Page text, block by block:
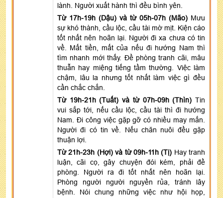
lành. Người xuất hành thì đều bình yên.
Từ 17h-19h (Dậu) và từ 05h-07h (Mão) Mưu
sự khó thành, cầu lộc, cầu tài mờ mịt. Kiện cáo
tốt nhất nên hoãn lại. Người đi xa chưa có tin
về. Mất tiền, mất của nếu đi hướng Nam thì
tìm nhanh mới thấy. Đề phòng tranh cãi, mâu
thuẫn hay miệng tiếng tầm thường. Việc làm
chậm, lâu la nhưng tốt nhất làm việc gì đều
cần chắc chắn.
Từ 19h-21h (Tuất) và từ 07h-09h (Thìn) Tin
vui sắp tới, nếu cầu lộc, cầu tài thì đi hướng
Nam. Đi công việc gặp gỡ có nhiều may mắn.
Người đi có tin về. Nếu chăn nuôi đều gặp
thuận lợi.
Từ 21h-23h (Hợi) và từ 09h-11h (Tị) Hay tranh
luận, cãi cọ, gây chuyện đói kém, phải đề
phòng. Người ra đi tốt nhất nên hoãn lại.
Phòng người người nguyền rủa, tránh lây
bệnh. Nói chung những việc như hội họp,